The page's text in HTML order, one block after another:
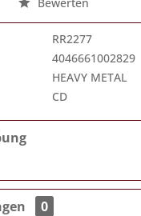
RR2277
4046661002829
HEAVY METAL
CD
0